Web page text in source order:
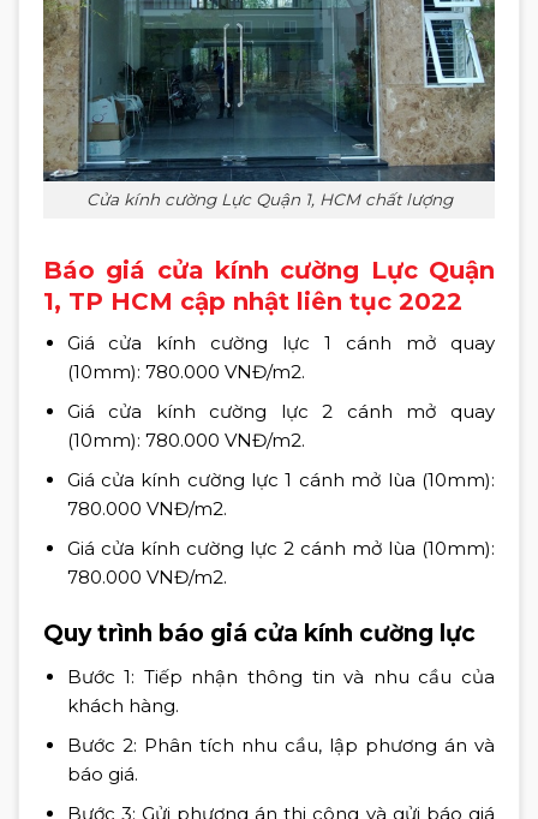
Cửa kính cường Lực Quận 1, HCM chất lượng
Báo giá cửa kính cường Lực Quận
1, TP HCM cập nhật liên tục 2022
Giá cửa kính cường lực 1 cánh mở quay
(10mm): 780.000 VNĐ/m2.
Giá cửa kính cường lực 2 cánh mở quay
(10mm): 780.000 VNĐ/m2.
Giá cửa kính cường lực 1 cánh mở lùa (10mm):
780.000 VNĐ/m2.
Giá cửa kính cường lực 2 cánh mở lùa (10mm):
780.000 VNĐ/m2.
Quy trình báo giá cửa kính cường lực
Bước 1: Tiếp nhận thông tin và nhu cầu của
khách hàng.
Bước 2: Phân tích nhu cầu, lập phương án và
báo giá.
Bước 3: Gửi phương án thi công và gửi báo giá